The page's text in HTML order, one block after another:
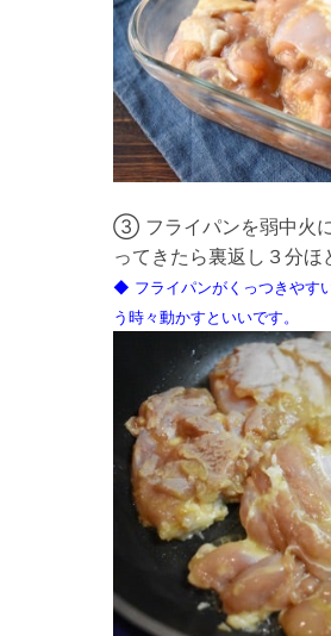
③ フライパンを弱中火
ってきたら裏返し３分ほ
◆ フライパンがくっつきやす
う時々動かすといいです。